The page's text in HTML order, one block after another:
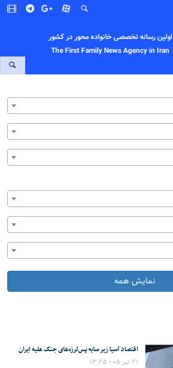
اولین رسانه تخصصی خانواده محور در کشور
The First Family News Agency in Iran
نمایش همه
اقتصاد آسیا زیر سایه پس‌لرزه‌های جنگ علیه ایران
۲۱ تیر ۰۵ - ۱۳:۲۵